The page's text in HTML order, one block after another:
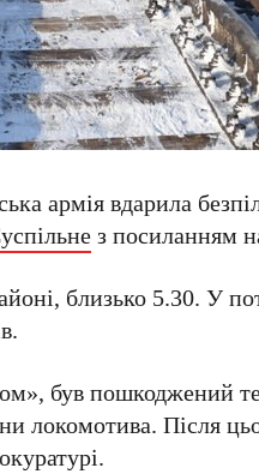
армія вдарила
з посиланням
близько 5.30. У
був пошкоджений
локомотива. Після